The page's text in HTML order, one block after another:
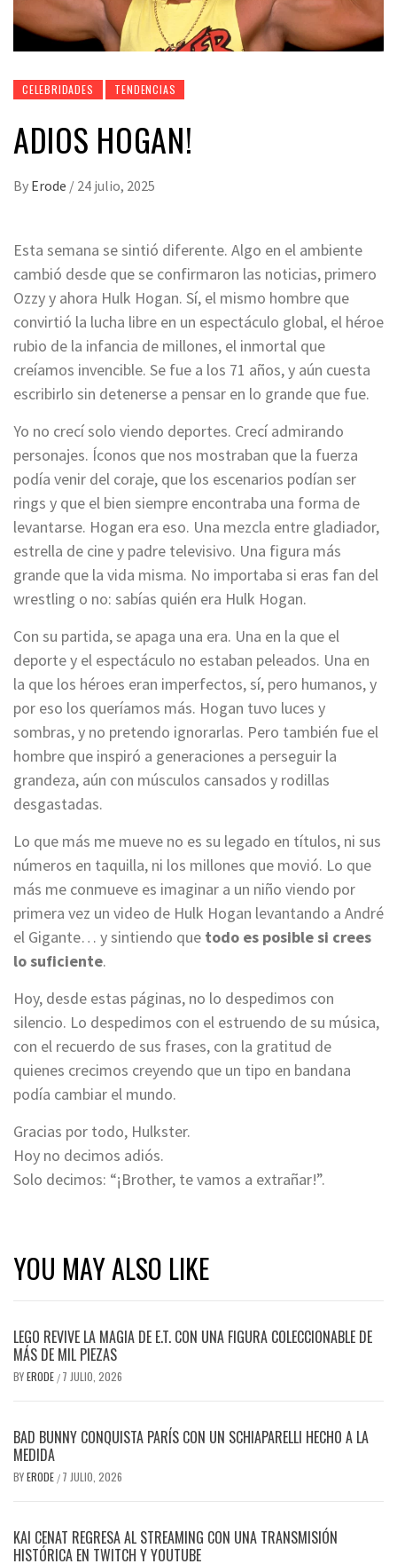
CELEBRIDADES TENDENCIAS
ADIOS HOGAN!
By Erode / 24 julio, 2025
Esta semana se sintió diferente. Algo en el ambiente
cambió desde que se confirmaron las noticias, primero
Ozzy y ahora Hulk Hogan. Sí, el mismo hombre que
convirtió la lucha libre en un espectáculo global, el héroe
rubio de la infancia de millones, el inmortal que
creíamos invencible. Se fue a los 71 años, y aún cuesta
escribirlo sin detenerse a pensar en lo grande que fue.
Yo no crecí solo viendo deportes. Crecí admirando
personajes. Íconos que nos mostraban que la fuerza
podía venir del coraje, que los escenarios podían ser
rings y que el bien siempre encontraba una forma de
levantarse. Hogan era eso. Una mezcla entre gladiador,
estrella de cine y padre televisivo. Una figura más
grande que la vida misma. No importaba si eras fan del
wrestling o no: sabías quién era Hulk Hogan.
Con su partida, se apaga una era. Una en la que el
deporte y el espectáculo no estaban peleados. Una en
la que los héroes eran imperfectos, sí, pero humanos, y
por eso los queríamos más. Hogan tuvo luces y
sombras, y no pretendo ignorarlas. Pero también fue el
hombre que inspiró a generaciones a perseguir la
grandeza, aún con músculos cansados y rodillas
desgastadas.
Lo que más me mueve no es su legado en títulos, ni sus
números en taquilla, ni los millones que movió. Lo que
más me conmueve es imaginar a un niño viendo por
primera vez un video de Hulk Hogan levantando a André
el Gigante… y sintiendo que todo es posible si crees
lo suficiente.
Hoy, desde estas páginas, no lo despedimos con
silencio. Lo despedimos con el estruendo de su música,
con el recuerdo de sus frases, con la gratitud de
quienes crecimos creyendo que un tipo en bandana
podía cambiar el mundo.
Gracias por todo, Hulkster.
Hoy no decimos adiós.
Solo decimos: “¡Brother, te vamos a extrañar!”.
YOU MAY ALSO LIKE
LEGO REVIVE LA MAGIA DE E.T. CON UNA FIGURA COLECCIONABLE DE
MÁS DE MIL PIEZAS
BYERODE / 7 JULIO, 2026
BAD BUNNY CONQUISTA PARÍS CON UN SCHIAPARELLI HECHO A LA
MEDIDA
BYERODE / 7 JULIO, 2026
KAI CENAT REGRESA AL STREAMING CON UNA TRANSMISIÓN
HISTÓRICA EN TWITCH Y YOUTUBE